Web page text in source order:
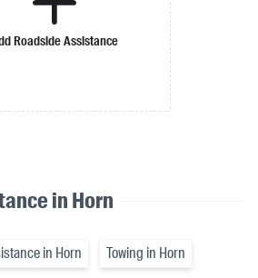
Roadside Assistance
in Horn
in Horn Towing in Horn